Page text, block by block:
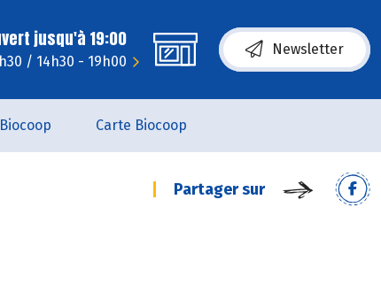
jusqu'à 19:00
/ 14h30 - 19h00
Newsletter
Biocoop Carte Biocoop
Partager sur